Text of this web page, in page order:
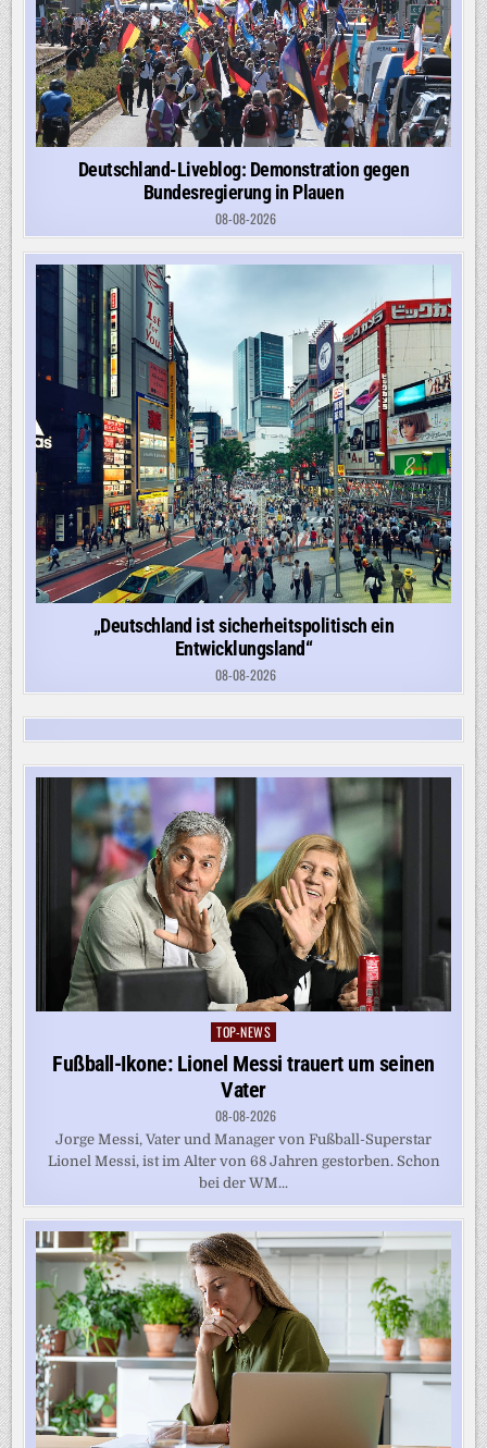
Deutschland-Liveblog: Demonstration gegen
Bundesregierung in Plauen
08-08-2026
„Deutschland ist sicherheitspolitisch ein
Entwicklungsland“
08-08-2026
Posted
TOP-NEWS
Fußball-Ikone: Lionel Messi trauert um seinen
Vater
08-08-2026
Jorge Messi, Vater und Manager von Fußball-Superstar
Lionel Messi, ist im Alter von 68 Jahren gestorben. Schon
bei der WM...